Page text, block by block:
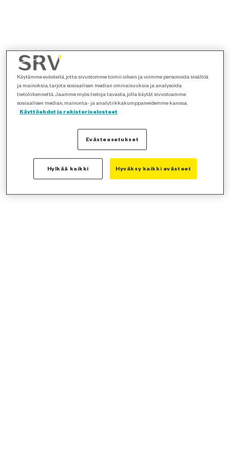
Käytämme evästeitä, jotta sivustomme toimii oikein ja voimme personoida sisältöä
ja mainoksia, tarjota sosiaalisen median ominaisuuksia ja analysoida
tietoliikennettä. Jaamme myös tietoja tavasta, jolla käytät sivustoamme
sosiaalisen median, mainonta- ja analytiikkakumppaneidemme kanssa.
Käyttöehdot ja rekisteriselosteet
Evästeasetukset
Hylkää kaikki Hyväksy kaikki evästeet